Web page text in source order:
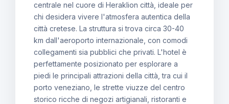
centrale nel cuore di Heraklion città, ideale per
chi desidera vivere l'atmosfera autentica della
città cretese. La struttura si trova circa 30-40
km dall'aeroporto internazionale, con comodi
collegamenti sia pubblici che privati. L'hotel è
perfettamente posizionato per esplorare a
piedi le principali attrazioni della città, tra cui il
porto veneziano, le strette viuzze del centro
storico ricche di negozi artigianali, ristoranti e